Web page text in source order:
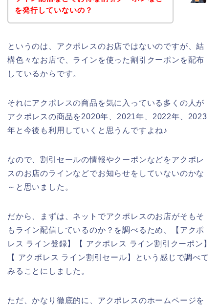
を発行していないの？
というのは、アクポレスのお店ではないのですが、結
構色々なお店で、ラインを使った割引クーポンを配布
しているからです。
それにアクポレスの商品を気に入っている多くの人が
アクポレスの商品を2020年、2021年、2022年、2023
年と今後も利用していくと思うんですよね♪
なので、割引セールの情報やクーポンなどをアクポレ
スのお店のラインなどでお知らせをしていないのかな
～と思いました。
だから、まずは、ネットでアクポレスのお店がそもそ
もライン配信しているのか？を調べるため、【アクポ
レス ライン登録】【 アクポレス ライン割引クーポン】
【 アクポレス ライン割引セール】という感じで調べて
みることにしました。
ただ、かなり徹底的に、アクポレスのホームページを